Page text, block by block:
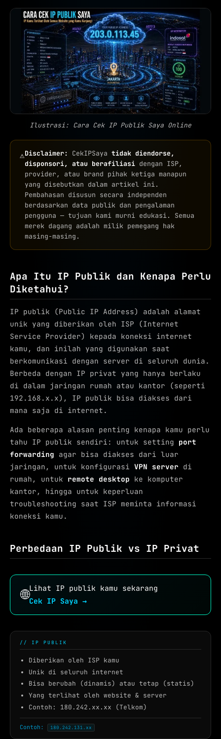
Ilustrasi: Cara Cek IP Publik Saya Online
⚠Disclaimer: CekIPSayatidak diendorse,
disponsori, atau berafiliasi dengan ISP,
provider, atau brand pihak ketiga manapun
yang disebutkan dalam artikel ini.
Pembahasan disusun secara independen
berdasarkan data publik dan pengalaman
pengguna — tujuan kami murni edukasi. Semua
merek dagang adalah milik pemegang hak
masing-masing.
Apa Itu IP Publik dan Kenapa Perlu
Diketahui?
IP publik (Public IP Address) adalah alamat
unik yang diberikan oleh ISP (Internet
Service Provider) kepada koneksi internet
kamu, dan inilah yang digunakan saat
berkomunikasi dengan server di seluruh dunia.
Berbeda dengan IP privat yang hanya berlaku
di dalam jaringan rumah atau kantor (seperti
192.168.x.x), IP publik bisa diakses dari
mana saja di internet.
Ada beberapa alasan penting kenapa kamu perlu
tahu IP publik sendiri: untuk setting port
forwarding agar bisa diakses dari luar
jaringan, untuk konfigurasi VPN server di
rumah, untuk remote desktop ke komputer
kantor, hingga untuk keperluan
troubleshooting saat ISP meminta informasi
koneksi kamu.
Perbedaan IP Publik vs IP Privat
🌐Lihat IP publik kamu sekarang
Cek IP Saya →
// IP PUBLIK
Diberikan oleh ISP kamu
Unik di seluruh internet
Bisa berubah (dinamis) atau tetap (statis)
Yang terlihat oleh website & server
Contoh: 180.242.xx.xx (Telkom)
Contoh: 180.242.131.xx